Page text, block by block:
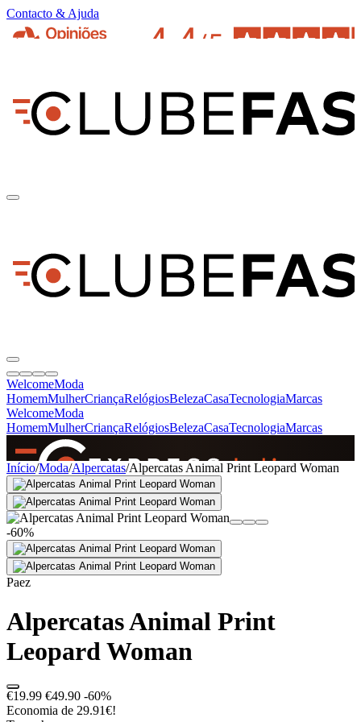
Contacto & Ajuda
WelcomeModa
HomemMulherCriançaRelógiosBelezaCasaTecnologiaMarcas
WelcomeModa
HomemMulherCriançaRelógiosBelezaCasaTecnologiaMarcas
SINCE 2005
+de 36.000 reviews
Início/Moda/Alpercatas/Alpercatas Animal Print Leopard Woman
-60%
Paez
Alpercatas Animal Print
Leopard Woman
€19.99 €49.90 -60%
Economia de 29.91€!